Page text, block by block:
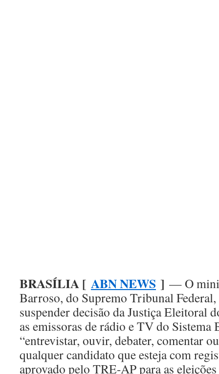
BRASÍLIA [ ABN NEWS ] — O
Barroso, do Supremo Tribunal
suspender decisão da Justiça Eleitoral
as emissoras de rádio e TV do Sistema
“entrevistar, ouvir, debater, comentar
qualquer candidato que esteja com
aprovado pelo TRE-AP para as